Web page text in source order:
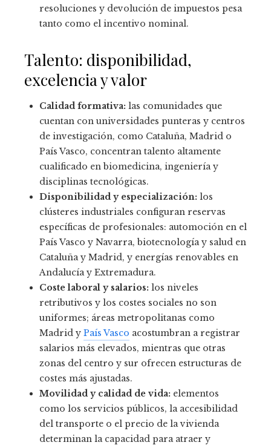
resoluciones y devolución de impuestos pesa
tanto como el incentivo nominal.
Talento: disponibilidad,
excelencia y valor
Calidad formativa: las comunidades que
cuentan con universidades punteras y centros
de investigación, como Cataluña, Madrid o
País Vasco, concentran talento altamente
cualificado en biomedicina, ingeniería y
disciplinas tecnológicas.
Disponibilidad y especialización: los
clústeres industriales configuran reservas
específicas de profesionales: automoción en el
País Vasco y Navarra, biotecnología y salud en
Cataluña y Madrid, y energías renovables en
Andalucía y Extremadura.
Coste laboral y salarios: los niveles
retributivos y los costes sociales no son
uniformes; áreas metropolitanas como
Madrid y País Vasco acostumbran a registrar
salarios más elevados, mientras que otras
zonas del centro y sur ofrecen estructuras de
costes más ajustadas.
Movilidad y calidad de vida: elementos
como los servicios públicos, la accesibilidad
del transporte o el precio de la vivienda
determinan la capacidad para atraer y